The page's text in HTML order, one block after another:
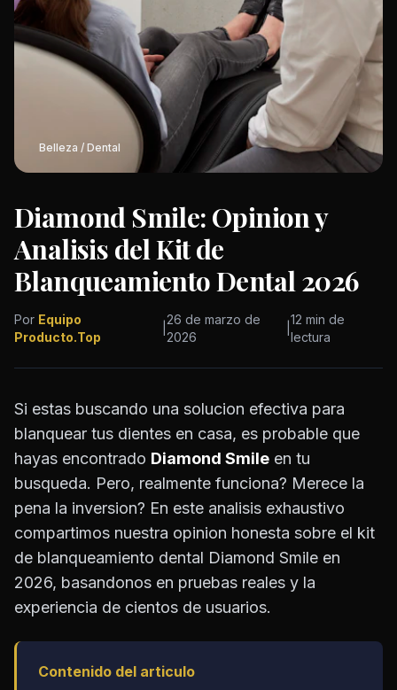
Belleza / Dental
Diamond Smile: Opinion y
Analisis del Kit de
Blanqueamiento Dental 2026
Por Equipo
Producto.Top
26 de marzo de
2026
12 min de
lectura
Si estas buscando una solucion efectiva para
blanquear tus dientes en casa, es probable que
hayas encontrado Diamond Smile en tu
busqueda. Pero, realmente funciona? Merece la
pena la inversion? En este analisis exhaustivo
compartimos nuestra opinion honesta sobre el kit
de blanqueamiento dental Diamond Smile en
2026, basandonos en pruebas reales y la
experiencia de cientos de usuarios.
Contenido del articulo